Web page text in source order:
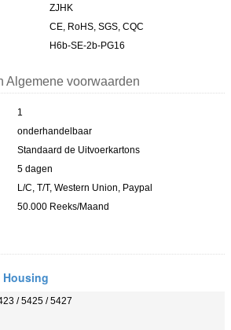
ZJHK
CE, RoHS, SGS, CQC
H6b-SE-2b-PG16
Algemene voorwaarden
1
onderhandelbaar
Standaard de Uitvoerkartons
5 dagen
L/C, T/T, Western Union, Paypal
50.000 Reeks/Maand
/ 5425 / 5427